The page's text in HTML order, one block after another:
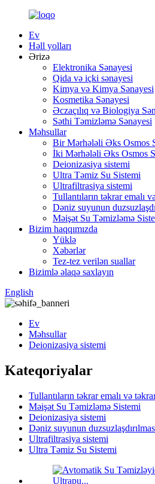
Ev
Həll yolları
Ərizə
Elektronika Sənayesi
Qida və içki sənayesi
Kimya və Kimya Sənayesi
Kosmetika Sənayesi
Əczaçılıq və Biologiya
Səthi Təmizləmə Sənayesi
Məhsullar
Bir Mərhələli Əks Osmos
İki Mərhələli Əks Osmos
Deionizasiya sistemi
Ultra Təmiz Su Sistemi
Ultrafiltrasiya sistemi
Tullantıların təkrar emalı
Dəniz suyunun
Məişət Su Təmizləmə
Bizim haqqımızda
Yüklə
Xəbərlər
Tez-tez verilən suallar
Bizimlə əlaqə saxlayın
English
Ev
Məhsullar
Deionizasiya sistemi
Kateqoriyalar
Tullantıların təkrar emalı və
Məişət Su Təmizləmə Sistemi
Deionizasiya sistemi
Dəniz suyunun
Ultrafiltrasiya sistemi
Ultra Təmiz Su Sistemi